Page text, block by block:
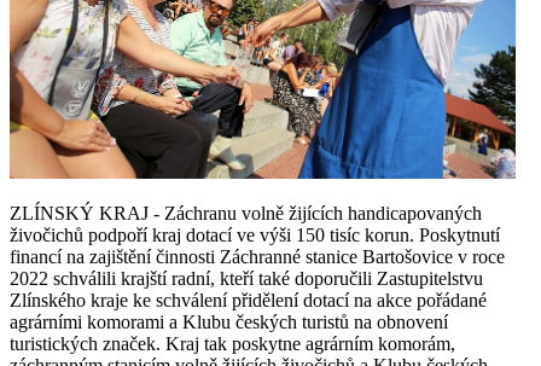
ZLÍNSKÝ KRAJ - Záchranu volně žijících handicapovaných
živočichů podpoří kraj dotací ve výši 150 tisíc korun. Poskytnutí
financí na zajištění činnosti Záchranné stanice Bartošovice v roce
2022 schválili krajští radní, kteří také doporučili Zastupitelstvu
Zlínského kraje ke schválení přidělení dotací na akce pořádané
agrárními komorami a Klubu českých turistů na obnovení
turistických značek. Kraj tak poskytne agrárním komorám,